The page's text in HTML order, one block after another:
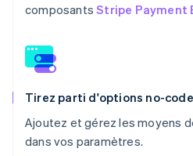
composantsStripe Payment
Tirez parti d'options no-code
Ajoutez et gérez les moyens
dans vos paramètres.